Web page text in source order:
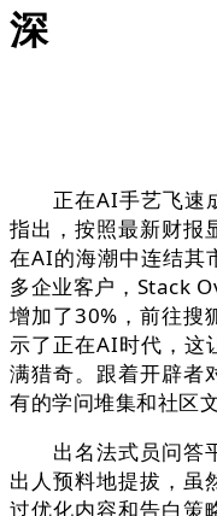
深
正在AI手艺飞速成
指出，按照最新财报
在AI的海潮中连结其
多企业客户，Stack
增加了30%，前往搜
示了正在AI时代，这
满猎奇。跟着开辟者
有的学问堆集和社区
出名法式员问答
出人预料地提拔，虽
过优化内容和告白策